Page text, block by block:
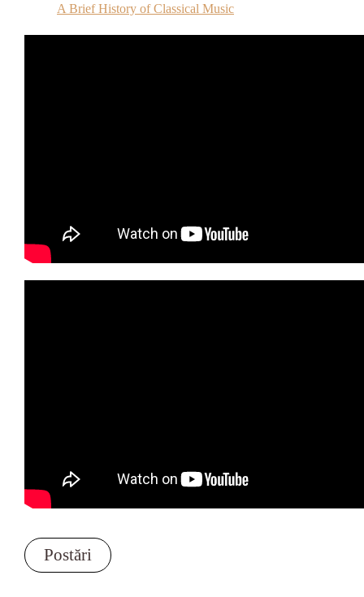
A Brief History of Classical Music
Postări